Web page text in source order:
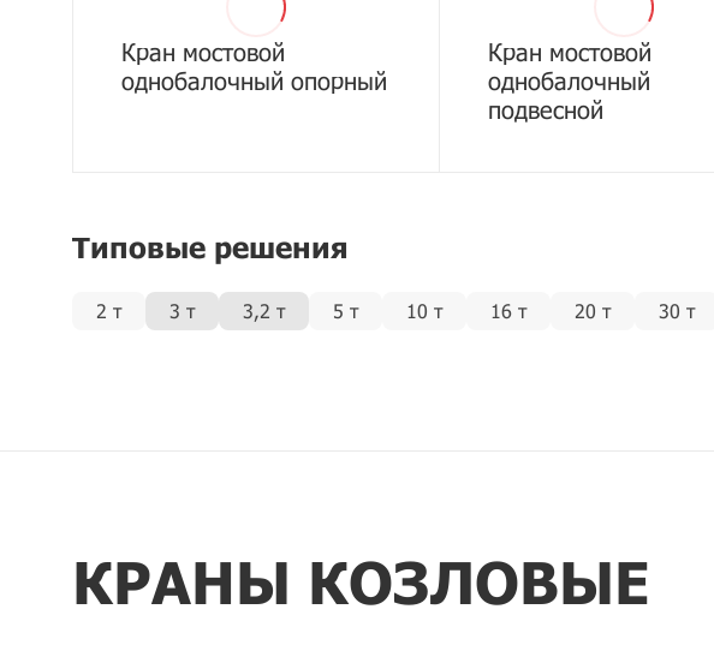
Кран мостовой
однобалочный опорный
Кран мостовой
однобалочный
подвесной
Типовые решения
2 т 3 т 3,2 т 5 т 10 т 16 т 20 т 30 т
КРАНЫ КОЗЛОВЫЕ